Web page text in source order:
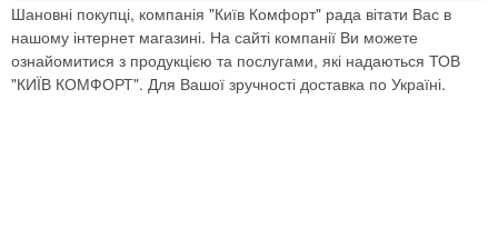
Шановні покупці, компанія "Київ Комфорт" рада вітати Вас в
нашому інтернет магазині. На сайті компанії Ви можете
ознайомитися з продукцією та послугами, які надаються ТОВ
"КИЇВ КОМФОРТ". Для Вашої зручності доставка по Україні.